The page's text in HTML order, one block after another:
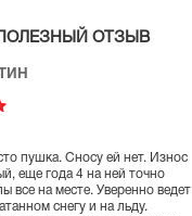
ОТЗЫВ
пушка. Сносу ей нет. Износ
еще года 4 на ней точно
все на месте. Уверенно ведет
снегу и на льду.